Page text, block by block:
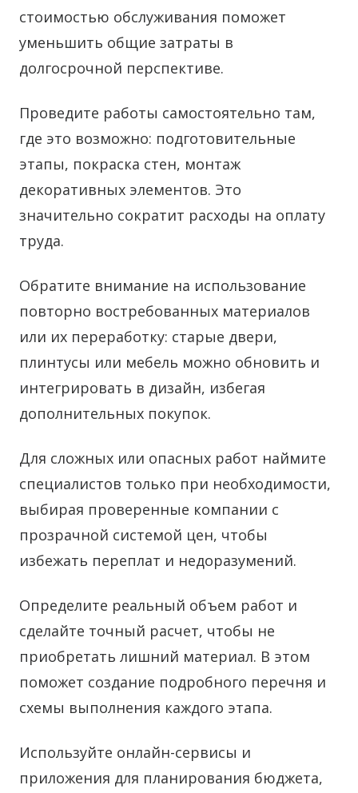
стоимостью обслуживания поможет
уменьшить общие затраты в
долгосрочной перспективе.
Проведите работы самостоятельно там,
где это возможно: подготовительные
этапы, покраска стен, монтаж
декоративных элементов. Это
значительно сократит расходы на оплату
труда.
Обратите внимание на использование
повторно востребованных материалов
или их переработку: старые двери,
плинтусы или мебель можно обновить и
интегрировать в дизайн, избегая
дополнительных покупок.
Для сложных или опасных работ наймите
специалистов только при необходимости,
выбирая проверенные компании с
прозрачной системой цен, чтобы
избежать переплат и недоразумений.
Определите реальный объем работ и
сделайте точный расчет, чтобы не
приобретать лишний материал. В этом
поможет создание подробного перечня и
схемы выполнения каждого этапа.
Используйте онлайн-сервисы и
приложения для планирования бюджета,